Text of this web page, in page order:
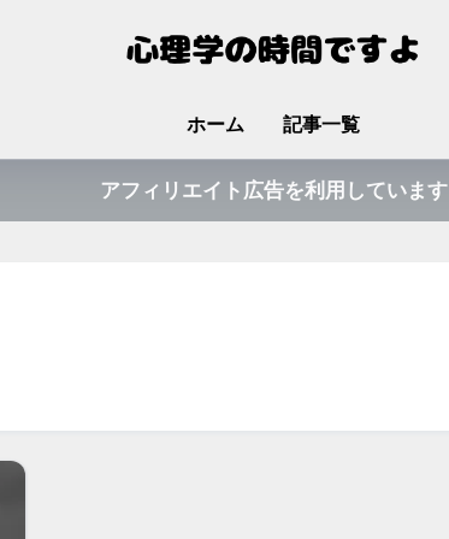
ホーム 記事一覧
アフィリエイト広告を利用しています